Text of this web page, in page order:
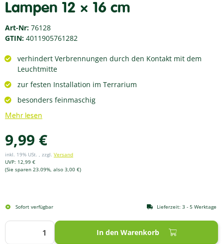
Lampen 12 × 16 cm
Art-Nr: 76128
GTIN: 4011905761282
verhindert Verbrennungen durch den Kontakt mit dem
Leuchtmitte
zur festen Installation im Terrarium
besonders feinmaschig
Mehr lesen
9,99 €
inkl. 19% USt. , zzgl. Versand
UVP: 12,99 €
(Sie sparen 23.09%, also 3,00 €)
In den Warenkorb
Sofort verfügbar Lieferzeit: 3 - 5 Werktage